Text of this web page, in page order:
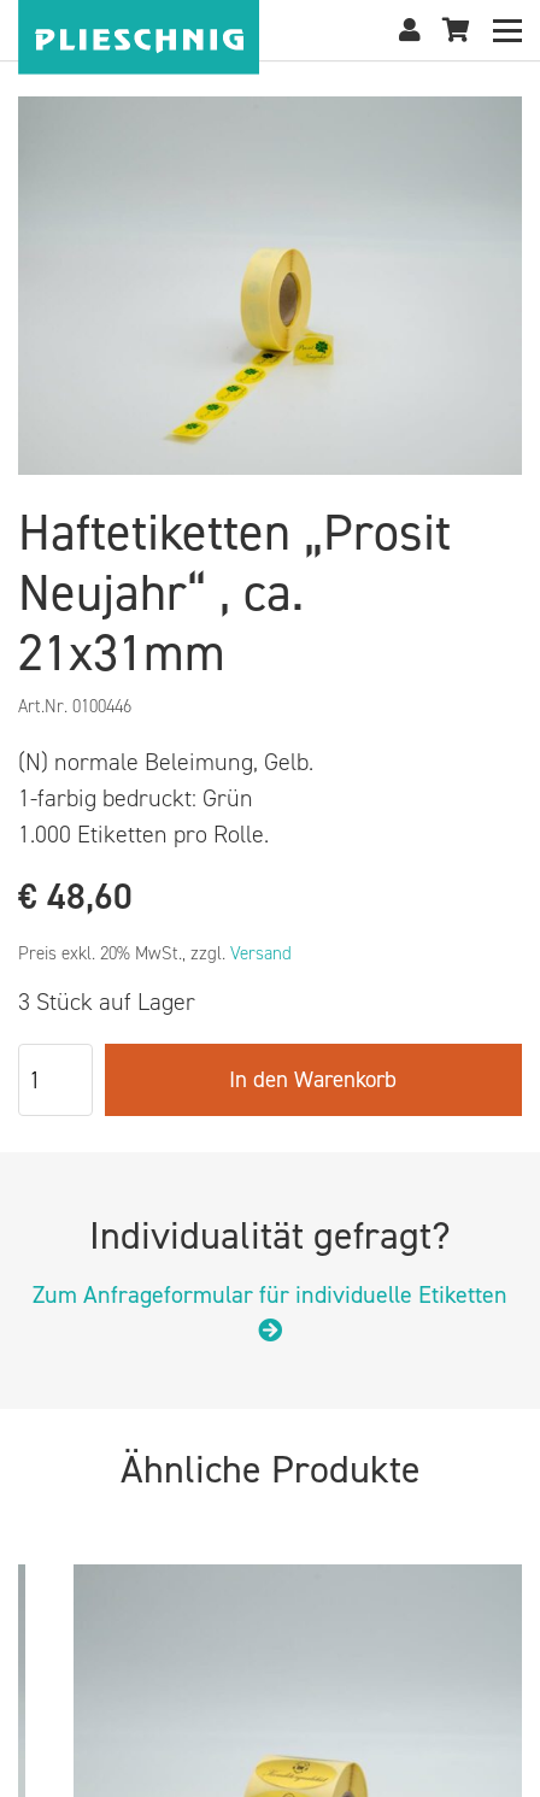
Haftetiketten „Prosit
Neujahr“ , ca.
21x31mm
Art.Nr. 0100446
(N) normale Beleimung, Gelb.
1-farbig bedruckt: Grün
1.000 Etiketten pro Rolle.
€ 48,60
Preis exkl. 20% MwSt., zzgl. Versand
3 Stück auf Lager
In den Warenkorb
Individualität gefragt?
Zum Anfrageformular für individuelle Etiketten
Ähnliche Produkte